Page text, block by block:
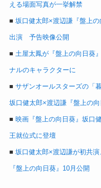
える場面写真が一挙解禁
■ 坂口健太郎×渡辺謙『盤上
出演 予告映像公開
■ 土屋太鳳が『盤上の向日葵
ナルのキャラクターに
■ サザンオールスターズの「
坂口健太郎×渡辺謙『盤上の
■ 映画『盤上の向日葵』坂口
王就位式に登壇
■ 坂口健太郎×渡辺謙が初共
『盤上の向日葵』10月公開